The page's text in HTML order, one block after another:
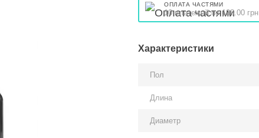
ОПЛАТА ЧАСТЯМИ
10 платежей по 198.00 грн
Характеристики
Пол
Длина
Диаметр